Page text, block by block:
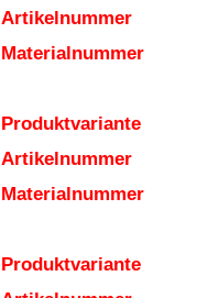
Artikelnummer
Materialnummer
Produktvariante
Artikelnummer
Materialnummer
Produktvariante